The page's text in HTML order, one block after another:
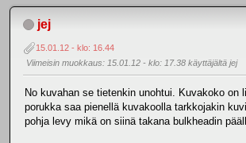
jej
15.01.12 - klo: 16.44
Viimeisin muokkaus: 15.01.12 - klo: 17.38 käyttäjältä jej
No kuvahan se tietenkin unohtui. Kuvakoko on
porukka saa pienellä kuvakoolla tarkkojakin
pohja levy mikä on siinä takana bulkheadin